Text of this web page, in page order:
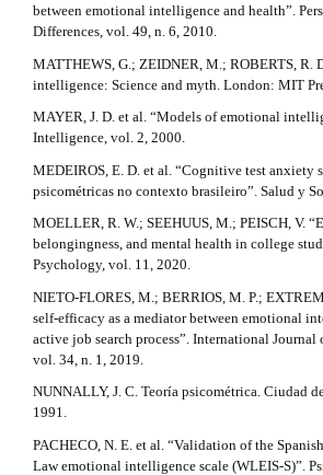
between emotional intelligence and health”.
Differences, vol. 49, n. 6, 2010.
MATTHEWS, G.; ZEIDNER, M.; ROBERTS, R.
intelligence: Science and myth. London: MIT
MAYER, J. D. et al. “Models of emotional
Intelligence, vol. 2, 2000.
MEDEIROS, E. D. et al. “Cognitive test anxiety
psicométricas no contexto brasileiro”. Salud y
MOELLER, R. W.; SEEHUUS, M.; PEISCH, V.
belongingness, and mental health in college
Psychology, vol. 11, 2020.
NIETO-FLORES, M.; BERRIOS, M. P.;
self-efficacy as a mediator between emotional
active job search process”. International Journal
vol. 34, n. 1, 2019.
NUNNALLY, J. C. Teoría psicométrica. Ciudad
1991.
PACHECO, N. E. et al. “Validation of the
Law emotional intelligence scale (WLEIS-S)”.